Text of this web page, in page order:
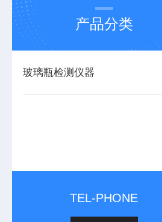
产品分类
玻璃瓶检测仪器
TEL-PHONE